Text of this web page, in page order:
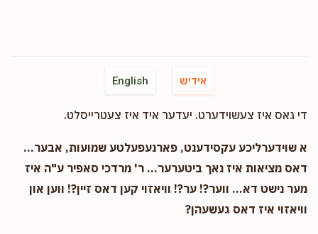
English אידיש
די גאס איז צעשוידערט. יעדער איד איז צעטרייסלט.
א שוידערליכע עקסידענט, פארנעפעלטע שמועות, אבער...
דאס מציאות איז נאך ביטערער... ר' מרדכי סאפיר ע"ה איז
מער נישט דא... ווער?! ער?! וויאזוי קען דאס זיין?! ווען און
וויאזוי איז דאס געשעהן?